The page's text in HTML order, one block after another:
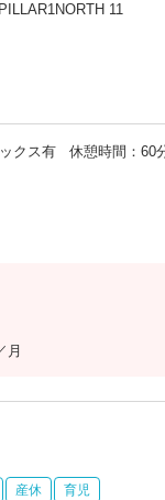
11
クス有 休憩時間：60
月
産休 育児